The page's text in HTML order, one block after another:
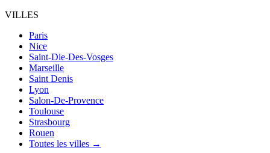
VILLES
Paris
Nice
Saint-Die-Des-Vosges
Marseille
Saint Denis
Lyon
Salon-De-Provence
Toulouse
Strasbourg
Rouen
Toutes les villes →